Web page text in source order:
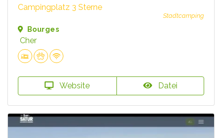
Campingplatz 3 Sterne
Stadtcamping
Bourges
Cher
Website Datei